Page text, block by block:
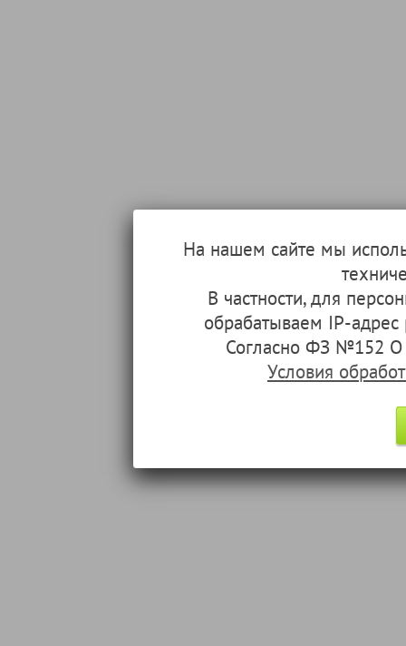
На нашем сайте мы
В частности, для
обрабатываем IP-
Согласно ФЗ №152 О
Условия